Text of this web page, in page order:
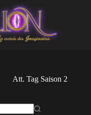
Att. Tag Saison 2